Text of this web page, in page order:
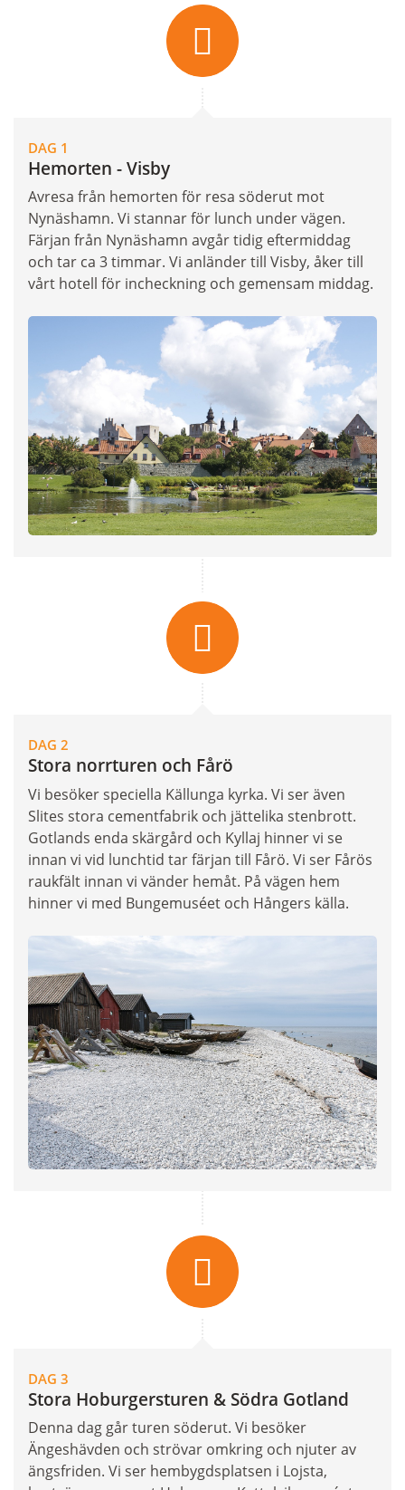
DAG 1
Hemorten - Visby
Avresa från hemorten för resa söderut mot
Nynäshamn. Vi stannar för lunch under vägen.
Färjan från Nynäshamn avgår tidig eftermiddag
och tar ca 3 timmar. Vi anländer till Visby, åker till
vårt hotell för incheckning och gemensam middag.
DAG 2
Stora norrturen och Fårö
Vi besöker speciella Källunga kyrka. Vi ser även
Slites stora cementfabrik och jättelika stenbrott.
Gotlands enda skärgård och Kyllaj hinner vi se
innan vi vid lunchtid tar färjan till Fårö. Vi ser Fårös
raukfält innan vi vänder hemåt. På vägen hem
hinner vi med Bungemuséet och Hångers källa.
DAG 3
Stora Hoburgersturen & Södra Gotland
Denna dag går turen söderut. Vi besöker
Ängeshävden och strövar omkring och njuter av
ängsfriden. Vi ser hembygdsplatsen i Lojsta,